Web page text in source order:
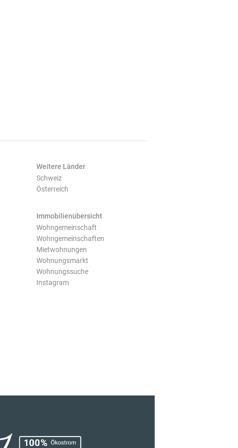
Weitere Länder
Schweiz
Österreich
Immobilienübersicht
Wohngemeinschaft
Wohngemeinschaften
Mietwohnungen
Wohnungsmarkt
Wohnungssuche
Instagram